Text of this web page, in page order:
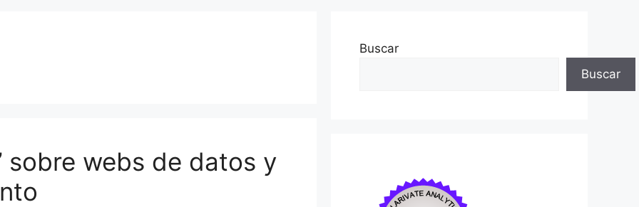
sobre webs de datos y
Buscar
Buscar